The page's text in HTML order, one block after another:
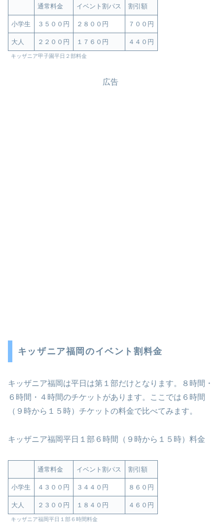
通常料金 イベント割パス 割引額
小学生 ３５００円 ２８００円 ７００円
大人 ２２００円 １７６０円 ４４０円
キッザニア甲子園平日２部料金
広告
キッザニア福岡のイベント割料金
キッザニア福岡は平日は第１部だけとなります。８時間・
６時間・４時間のチケットがあります。ここでは６時間
（９時から１５時）チケットの料金で比べてみます。
キッザニア福岡平日１部６時間（９時から１５時）料金
通常料金 イベント割パス 割引額
小学生 ４３００円 ３４４０円 ８６０円
大人 ２３００円 １８４０円 ４６０円
キッザニア福岡平日１部６時間料金